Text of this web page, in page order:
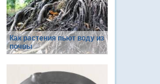
Как растения пьют воду из
почвы